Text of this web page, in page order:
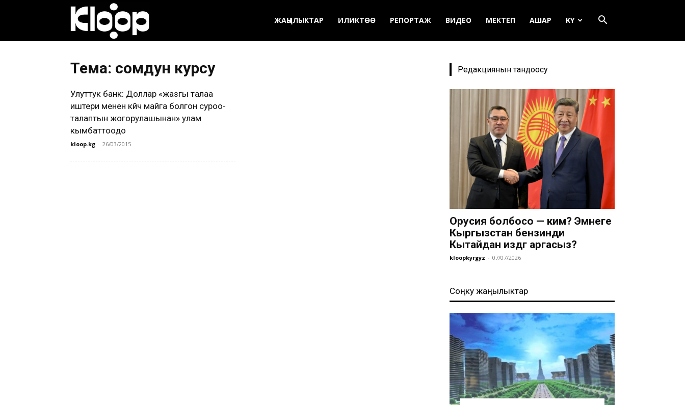
|
ЖАҢЫЛЫКТАР ИЛИКТӨӨ РЕПОРТАЖ ВИДЕО МЕКТЕП АШАР KY
Тема: сомдун курсу
Улуттук банк: Доллар «жазгы талаа
иштери менен күйүүчү майга болгон суроо-
талаптын жогорулашынан» улам
кымбаттоодо
kloop.kg - 26/03/2015
Редакциянын тандоосу
Орусия болбосо — ким? Эмнеге
Кыргызстан бензинди
Кытайдан издөөгө аргасыз?
kloopkyrgyz - 07/07/2026
Соңку жаңылыктар